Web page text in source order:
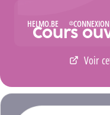
HELMO.BE CONNEXION
Cours
Voir